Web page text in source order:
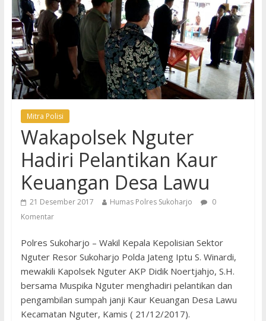
Cegah Kejahatan 3C
Mitra Polisi
Wakapolsek Nguter
Hadiri Pelantikan Kaur
Keuangan Desa Lawu
21 Desember 2017 Humas Polres Sukoharjo
0
Komentar
Polres Sukoharjo – Wakil Kepala Kepolisian Sektor
Nguter Resor Sukoharjo Polda Jateng Iptu S. Winardi,
mewakili Kapolsek Nguter AKP Didik Noertjahjo, S.H.
bersama Muspika Nguter menghadiri pelantikan dan
pengambilan sumpah janji Kaur Keuangan Desa Lawu
Kecamatan Nguter, Kamis ( 21/12/2017).